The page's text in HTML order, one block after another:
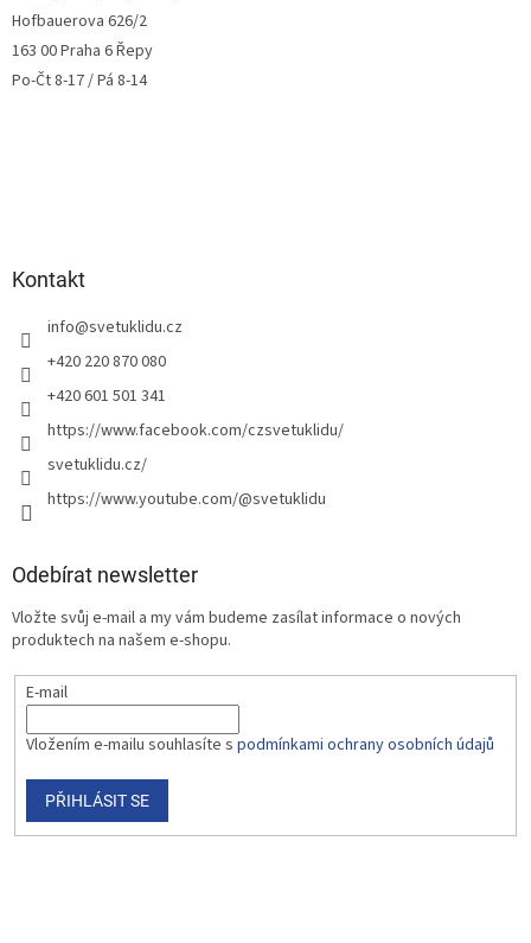
Hofbauerova 626/2
163 00 Praha 6 Řepy
Po-Čt 8-17 / Pá 8-14
Kontakt
info@svetuklidu.cz
+420 220 870 080
+420 601 501 341
https://www.facebook.com/czsvetuklidu/
svetuklidu.cz/
https://www.youtube.com/@svetuklidu
Odebírat newsletter
Vložte svůj e-mail a my vám budeme zasílat informace o nových
produktech na našem e-shopu.
E-mail
Vložením e-mailu souhlasíte s podmínkami ochrany osobních údajů
PŘIHLÁSIT SE